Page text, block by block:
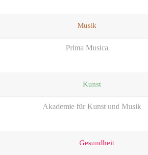
Musik
Prima Musica
Kunst
Akademie für Kunst und Musik
Gesundheit